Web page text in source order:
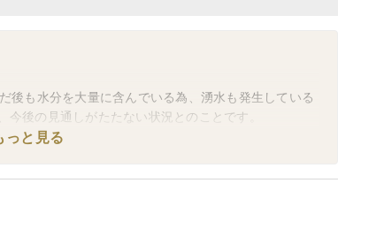
後も水分を大量に含んでいる為、湧水も発生している
今後の見通しがたたない状況とのことです。
土で、少量多品種の生産をされているぼちぼち農家さ
っと見る